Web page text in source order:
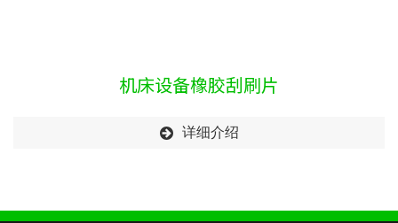
机床设备橡胶刮刷片
详细介绍